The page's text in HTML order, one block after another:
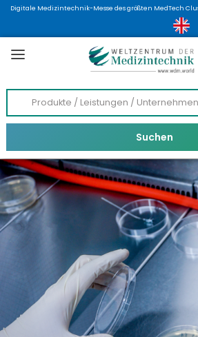
Digitale Medizintechnik-Messe des größten MedTech